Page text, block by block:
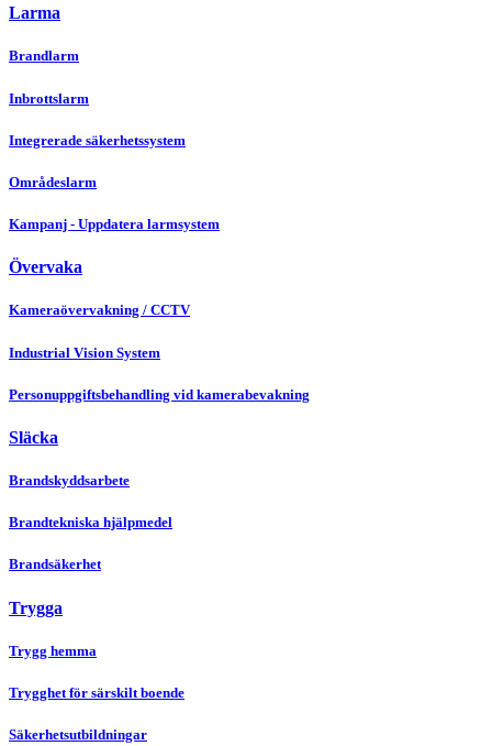
Larma
Brandlarm
Inbrottslarm
Integrerade säkerhetssystem
Områdeslarm
Kampanj - Uppdatera larmsystem
Övervaka
Kameraövervakning / CCTV
Industrial Vision System
Personuppgiftsbehandling vid kamerabevakning
Släcka
Brandskyddsarbete
Brandtekniska hjälpmedel
Brandsäkerhet
Trygga
Trygg hemma
Trygghet för särskilt boende
Säkerhetsutbildningar